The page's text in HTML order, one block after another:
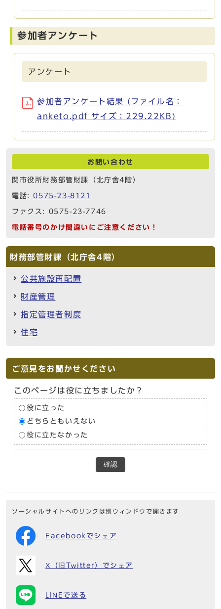
参加者アンケート
アンケート
参加者アンケート結果 (ファイル名：
anketo.pdf サイズ：229.22KB)
お問い合わせ
関市役所財務部管財課（北庁舎4階）
電話:0575-23-8121
ファクス: 0575-23-7746
電話番号のかけ間違いにご注意ください！
財務部管財課（北庁舎4階）
公共施設再配置
財産管理
指定管理者制度
住宅
ご意見をお聞かせください
このページは役に立ちましたか？
役に立った
どちらともいえない
役に立たなかった
確認
ソーシャルサイトへのリンクは別ウィンドウで開きます
Facebookでシェア
X（旧Twitter）でシェア
LINEで送る